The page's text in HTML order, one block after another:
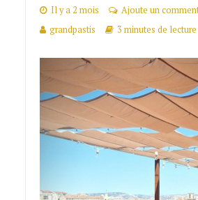
Il y a 2 mois
Ajoute un
grandpastis
3 minutes de lecture